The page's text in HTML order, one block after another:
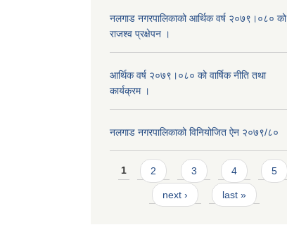
नलगाड नगरपालिकाको आर्थिक वर्ष २०७९।०८० को
राजश्व प्रक्षेपन ।
आर्थिक वर्ष २०७९।०८० को वार्षिक नीति तथा
कार्यक्रम ।
नलगाड नगरपालिकाको विनियोजित ऐन २०७९/८०
Pages
1 2 3 4 5
next › last »